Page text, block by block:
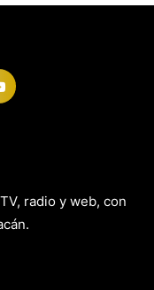
radio y web, con